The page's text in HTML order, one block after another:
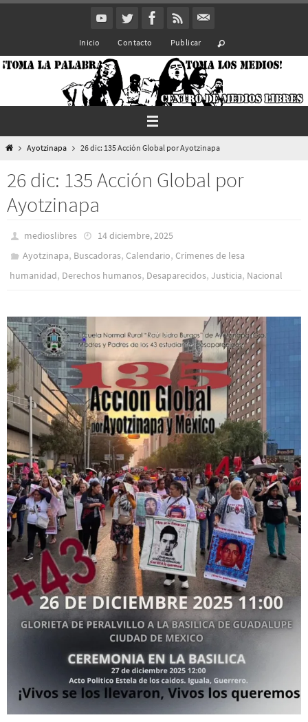
Inicio Contacto Publicar
InicioAyotzinapa 26 dic: 135 Acción Global por Ayotzinapa
26 dic: 135 Acción Global por
Ayotzinapa
medioslibres
14 diciembre, 2025
Ayotzinapa, Buscadoras,Calendario,Crímenes de lesa
humanidad, Derechos humanos, Desaparecidos, Justicia, Nacional